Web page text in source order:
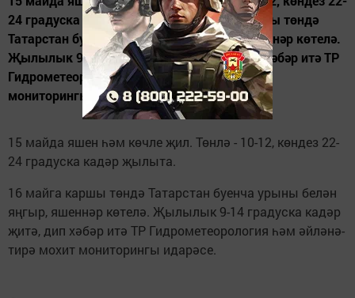
24 градуска кадәр җылыта. 16 майга каршы төндә
Татарстан буенча урыны белән яңгыр, яшеннәр көтелә.
Җылылык 9-14 градуска кадәр җитә, дип хәбәр итә ТР
Гидрометеорология һәм әйләнә-тирә мохит
мониторингы идарәсе.
15 майда яшен һәм көчле җил. Төнлә - 10-12, көндез 22-
24 градуска кадәр җылыта.
16 майга каршы төндә Татарстан буенча урыны белән
яңгыр, яшеннәр көтелә. Җылылык 9-14 градуска кадәр
җитә, дип хәбәр итә ТР Гидрометеорология һәм әйләнә-
тирә мохит мониторингы идарәсе.